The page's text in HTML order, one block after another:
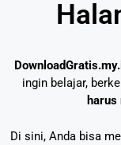
ingin belajar,
harus
Di sini, Anda bisa